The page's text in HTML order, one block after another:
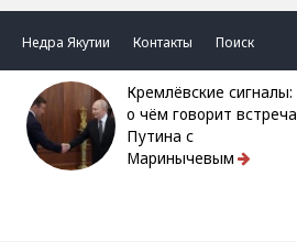
Недра Якутии Контакты Поиск
Кремлёвские сигналы:
о чём говорит встреча
Путина с
Маринычевым